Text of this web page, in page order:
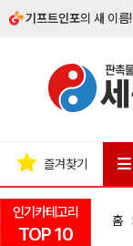
기프트인포의 새 이름!
인기카테고리
TOP 10
즐겨찾기
홈